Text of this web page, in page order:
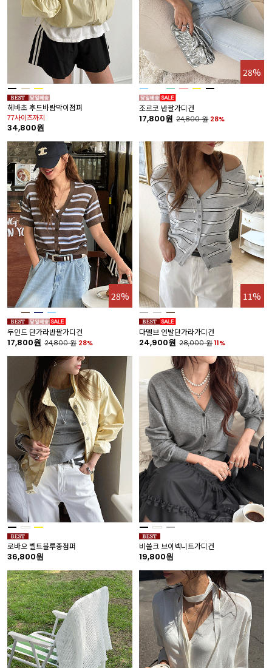
헤바초 후드바람막이점퍼
77사이즈까지
34,800원
28%
조르코 반팔가디건
17,800원 24,800원 28%
28%
두인드 단가라반팔가디건
17,800원 24,800원 28%
11%
다델브 언발단가라가디건
24,900원 28,000원11%
로바오 벨트블루종점퍼
36,800원
비쏠크 브이넥니트가디건
19,800원